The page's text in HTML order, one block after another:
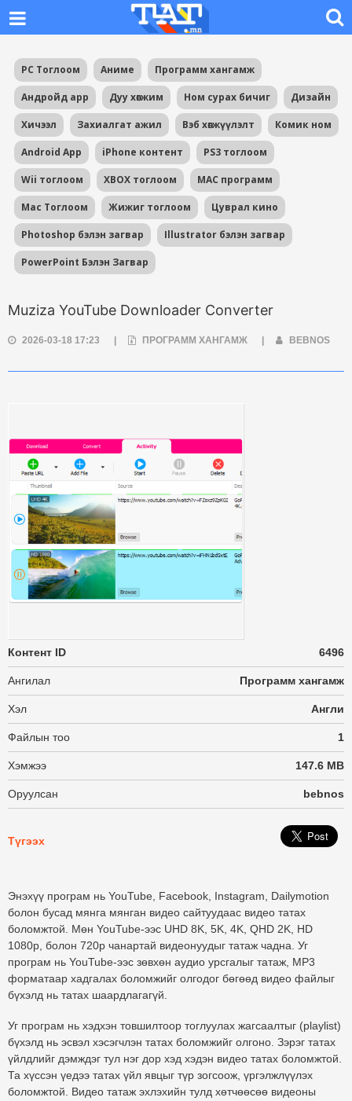
PC Тоглоом Аниме Программ хангамж
Андройд app Дуу хөгжим Ном сурах бичиг Дизайн
Хичээл Захиалгат ажил Вэб хөгжүүлэлт Комик ном
Android App iPhone контент PS3 тоглоом
Wii тоглоом XBOX тоглоом MAC программ
Mac Тоглоом Жижиг тоглоом Цуврал кино
Photoshop бэлэн загвар Illustrator бэлэн загвар
PowerPoint Бэлэн Загвар
Muziza YouTube Downloader Converter
2026-03-18 17:23 ПРОГРАММ ХАНГАМЖ BEBNOS
Контент ID 6496
Ангилал Программ хангамж
Хэл Англи
Файлын тоо 1
Хэмжээ 147.6 MB
Оруулсан bebnos
Түгээх
Энэхүү програм нь YouTube, Facebook, Instagram, Dailymotion
болон бусад мянга мянган видео сайтуудаас видео татах
боломжтой. Мөн YouTube-ээс UHD 8K, 5K, 4K, QHD 2K, HD
1080p, болон 720p чанартай видеонуудыг татаж чадна. Уг
програм нь YouTube-ээс зөвхөн аудио урсгалыг татаж, MP3
форматаар хадгалах боломжийг олгодог бөгөөд видео файлыг
бүхэлд нь татах шаардлагагүй.
Уг програм нь хэдхэн товшилтоор тоглуулах жагсаалтыг (playlist)
бүхэлд нь эсвэл хэсэгчлэн татах боломжийг олгоно. Зэрэг татах
үйлдлийг дэмждэг тул нэг дор хэд хэдэн видео татах боломжтой.
Та хүссэн үедээ татах үйл явцыг түр зогсоож, үргэлжлүүлэх
боломжтой. Видео татаж эхлэхийн тулд хөтчөөсөө видеоны